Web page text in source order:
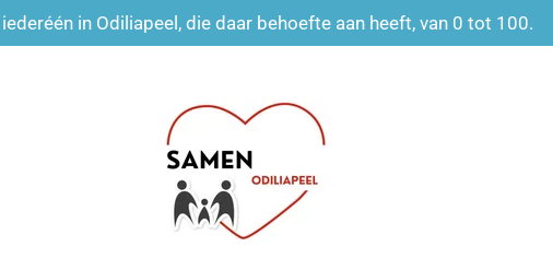
in Odiliapeel, die daar behoefte aan heeft, van 0 tot 100.